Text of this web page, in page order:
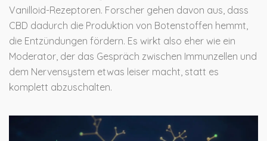
Vanilloid-Rezeptoren. Forscher gehen davon aus, dass
CBD dadurch die Produktion von Botenstoffen hemmt,
die Entzündungen fördern. Es wirkt also eher wie ein
Moderator, der das Gespräch zwischen Immunzellen und
dem Nervensystem etwas leiser macht, statt es
komplett abzuschalten.